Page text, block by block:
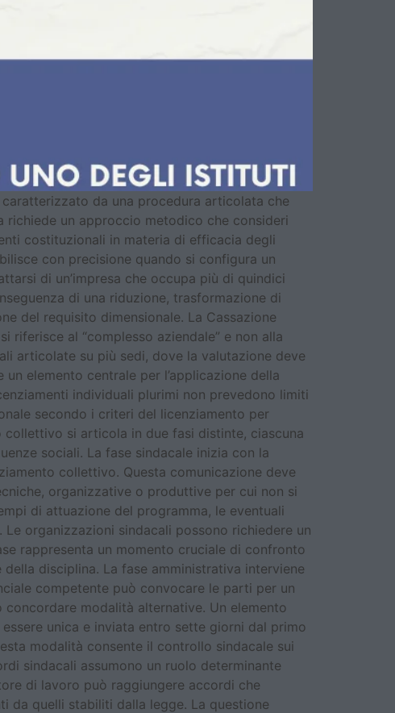
da una procedura articolata che
un approccio metodico che consideri
costituzionali in materia di efficacia degli
con precisione quando si configura un
di un’impresa che occupa più di quindici
di una riduzione, trasformazione di
del requisito dimensionale. La Cassazione
al “complesso aziendale” e non alla
articolate su più sedi, dove la valutazione deve
elemento centrale per l’applicazione della
individuali plurimi non prevedono limiti
secondo i criteri del licenziamento per
si articola in due fasi distinte, ciascuna
sociali. La fase sindacale inizia con la
collettivo. Questa comunicazione deve
organizzative o produttive per cui non si
di attuazione del programma, le eventuali
organizzazioni sindacali possono richiedere un
rappresenta un momento cruciale di confronto
disciplina. La fase amministrativa interviene
competente può convocare le parti per un
modalità alternative. Un elemento
unica e inviata entro sette giorni dal primo
modalità consente il controllo sindacale sui
sindacali assumono un ruolo determinante
di lavoro può raggiungere accordi che
da quelli stabiliti dalla legge. La questione